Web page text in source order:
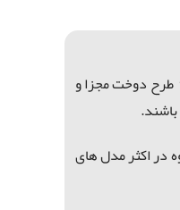
قرار می گیرند که دارای طراحی و تکنولوژی آلمان می باشند. این دسته دارای طراحی زیبا، قابلیت پشتیبانی از 84 تا 139 طرح دوخت مجزا و
در اکثر مدل های